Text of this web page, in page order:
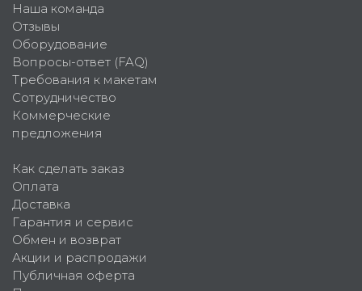
Наша команда
Отзывы
Оборудование
Вопросы-ответ (FAQ)
Требования к макетам
Сотрудничество
Коммерческие
предложения
Как сделать заказ
Оплата
Доставка
Гарантия и сервис
Обмен и возврат
Акции и распродажи
Публичная оферта